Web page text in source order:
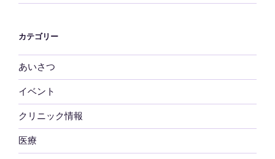
カテゴリー
あいさつ
イベント
クリニック情報
医療